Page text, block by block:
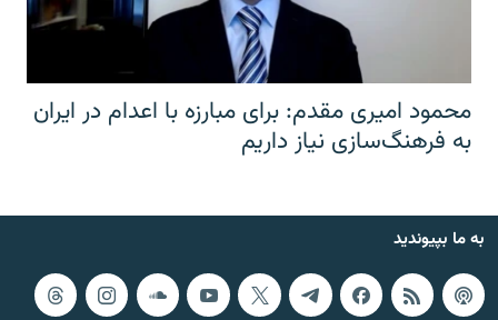
محمود امیری مقدم: برای مبارزه با اعدام در ایران
به فرهنگ‌سازی نیاز داریم
به ما بپیوندید